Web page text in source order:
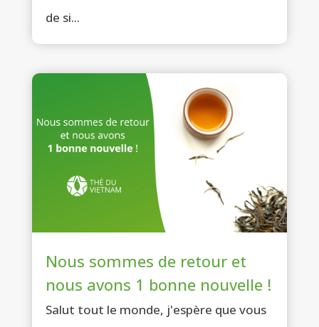
de si...
Nous sommes de retour et
nous avons 1 bonne nouvelle !
Salut tout le monde, j'espère que vous